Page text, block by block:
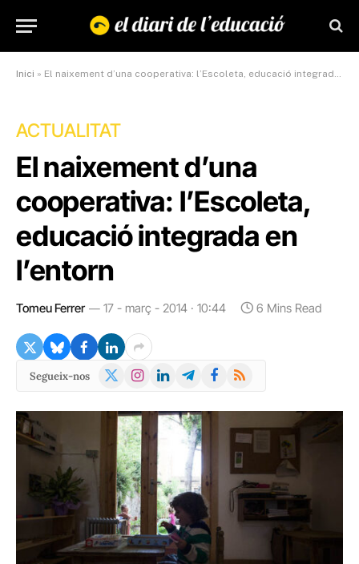
Inici » El naixement d’una cooperativa: l’Escoleta, educació integrada en l’entorn
ACTUALITAT
El naixement d’una
cooperativa: l’Escoleta,
educació integrada en
l’entorn
Tomeu Ferrer 17 - març - 2014 · 10:44 6 Mins Read
Segueix-nos
X
Instagram
LinkedInTelegramFacebook
RSS